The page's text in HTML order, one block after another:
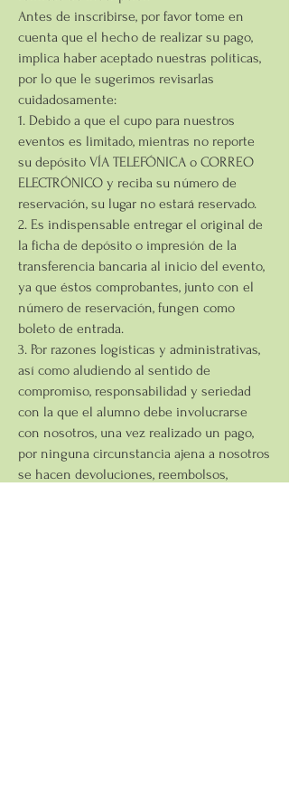
Antes de inscribirse, por favor tome en
cuenta que el hecho de realizar su pago,
implica haber aceptado nuestras políticas,
por lo que le sugerimos revisarlas
cuidadosamente:
1. Debido a que el cupo para nuestros
eventos es limitado, mientras no reporte
su depósito VÍA TELEFÓNICA o CORREO
ELECTRÓNICO y reciba su número de
reservación, su lugar no estará reservado.
2. Es indispensable entregar el original de
la ficha de depósito o impresión de la
transferencia bancaria al inicio del evento,
ya que éstos comprobantes, junto con el
número de reservación, fungen como
boleto de entrada.
3. Por razones logísticas y administrativas,
así como aludiendo al sentido de
compromiso, responsabilidad y seriedad
con la que el alumno debe involucrarse
con nosotros, una vez realizado un pago,
por ninguna circunstancia ajena a nosotros
se hacen devoluciones, reembolsos,